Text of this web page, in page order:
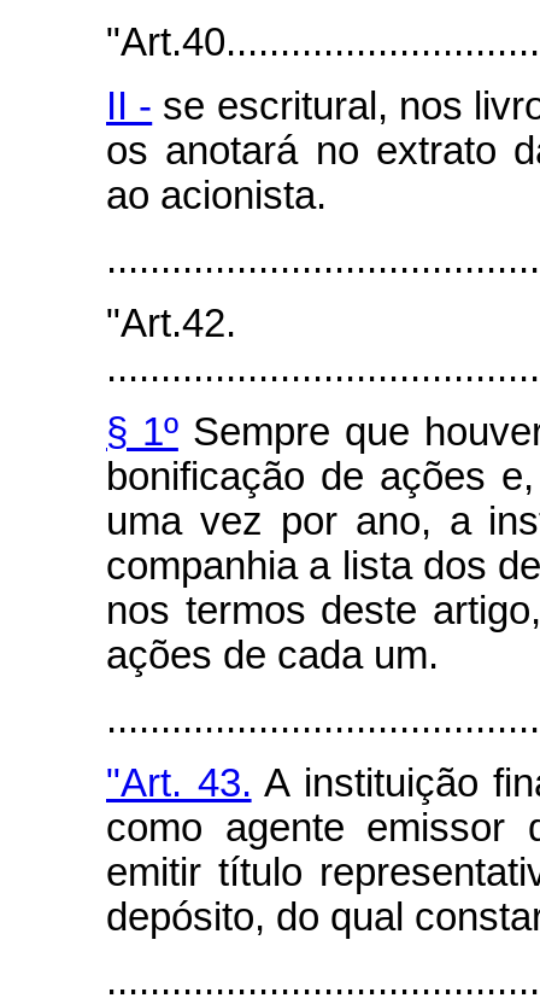
II - se escritural, nos
os anotará no extrato
ao acionista.
"Art.42.
§ 1ºSempre que
bonificação de ações
uma vez por ano, a
companhia a lista dos
nos termos deste
ações de cada um.
"Art. 43. A instituição
como agente emissor
emitir título
depósito, do qual